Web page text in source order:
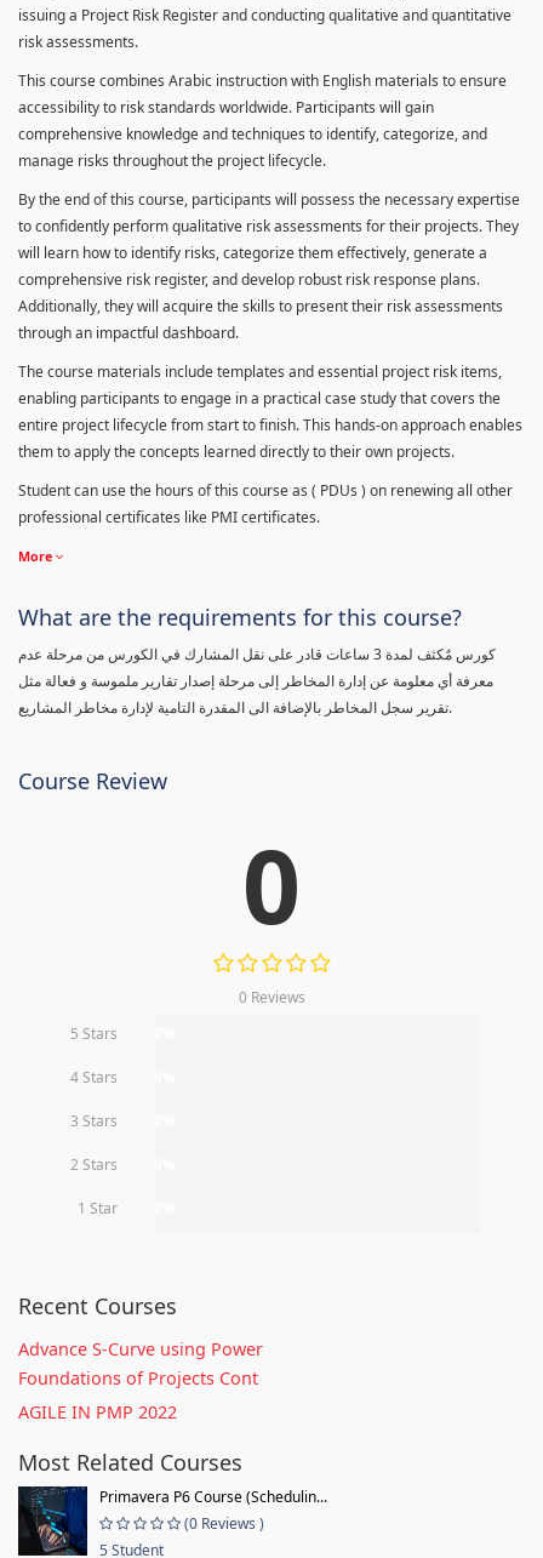
issuing a Project Risk Register and conducting qualitative and quantitative
risk assessments.
This course combines Arabic instruction with English materials to ensure
accessibility to risk standards worldwide. Participants will gain
comprehensive knowledge and techniques to identify, categorize, and
manage risks throughout the project lifecycle.
By the end of this course, participants will possess the necessary expertise
to confidently perform qualitative risk assessments for their projects. They
will learn how to identify risks, categorize them effectively, generate a
comprehensive risk register, and develop robust risk response plans.
Additionally, they will acquire the skills to present their risk assessments
through an impactful dashboard.
The course materials include templates and essential project risk items,
enabling participants to engage in a practical case study that covers the
entire project lifecycle from start to finish. This hands-on approach enables
them to apply the concepts learned directly to their own projects.
Student can use the hours of this course as ( PDUs ) on renewing all other
professional certificates like PMI certificates.
More
What are the requirements for this course?
كورس مٌكثف لمدة 3 ساعات قادر على نقل المشارك في الكورس من مرحلة عدم
معرفة أي معلومة عن إدارة المخاطر إلى مرحلة إصدار تقارير ملموسة و فعالة مثل
تقرير سجل المخاطر بالإضافة الى المقدرة التامية لإدارة مخاطر المشاريع.
Course Review
0
0 Reviews
5 Stars
4 Stars
3 Stars
2 Stars
1 Star
Recent Courses
Advance S-Curve using Power
Foundations of Projects Cont
AGILE IN PMP 2022
Most Related Courses
Primavera P6 Course (Schedulin...
(0 Reviews )
5 Student